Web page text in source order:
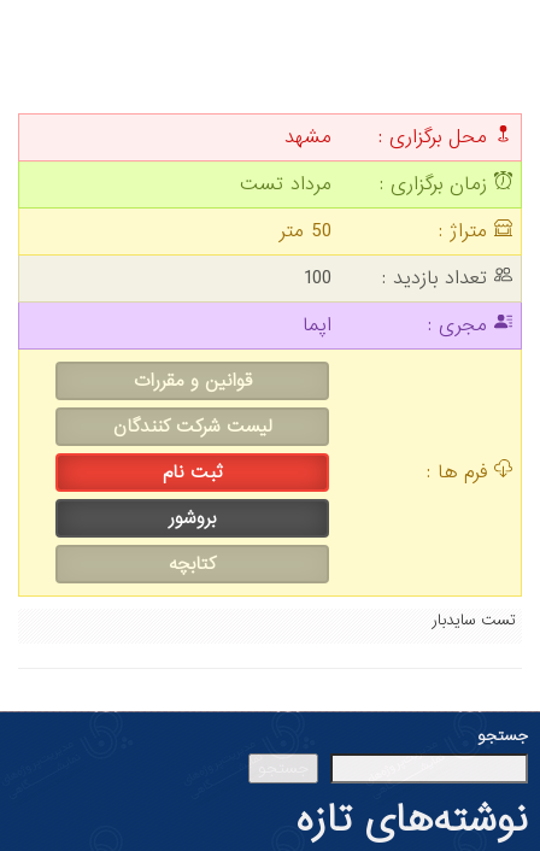
محل برگزاری :
مشهد
زمان برگزاری :
مرداد تست
متراژ :
50 متر
تعداد بازدید :
100
مجری :
اپما
فرم ها :
قوانین و مقررات
لیست شرکت کنندگان
ثبت نام
بروشور
کتابچه
تست سایدبار
تازه